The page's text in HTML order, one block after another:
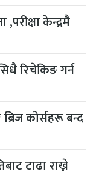
केन्द्रमै
रिचेकिङ गर्न
कोर्सहरू बन्द
टाढा राख्ने